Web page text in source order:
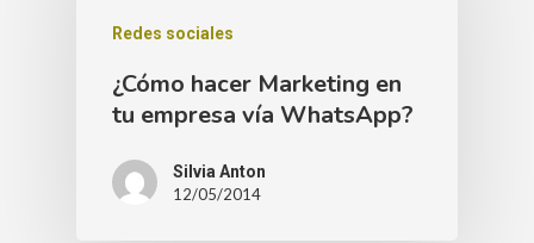
Redes sociales
¿Cómo hacer Marketing en
tu empresa vía WhatsApp?
Silvia Anton
12/05/2014